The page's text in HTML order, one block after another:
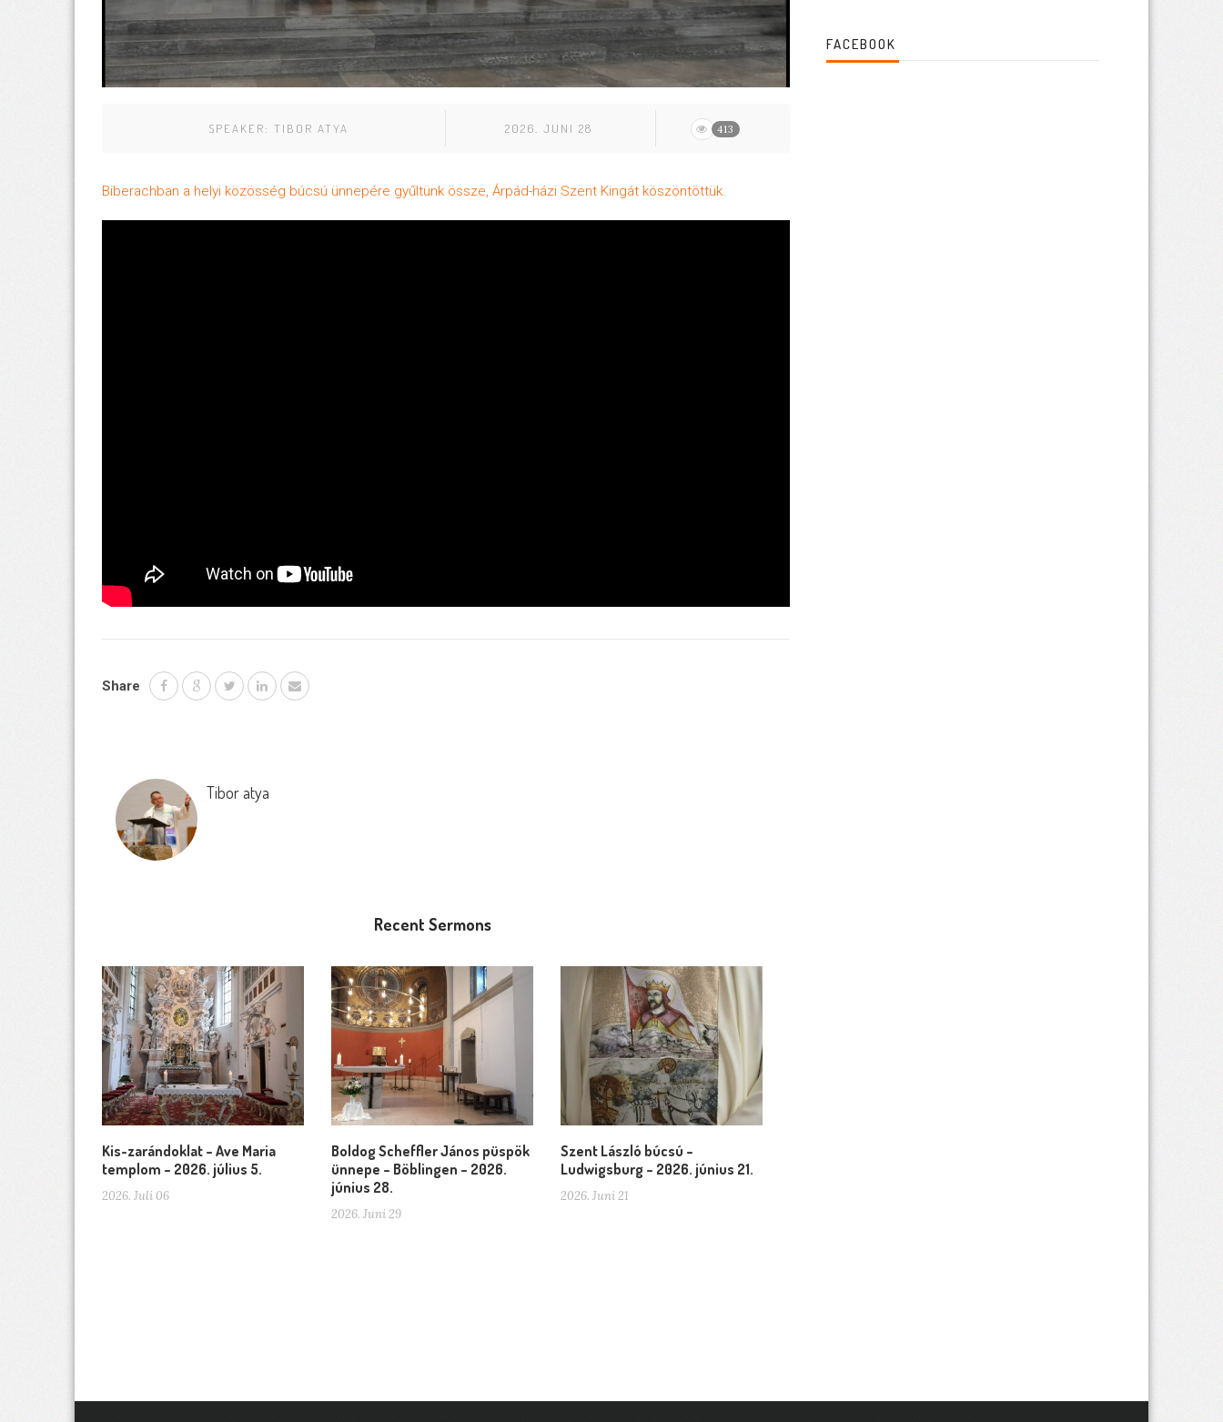
SPEAKER: TIBOR ATYA 2026. JUNI 28 413
Biberachban a helyi közösség búcsú ünnepére gyűltünk össze, Árpád-házi Szent Kingát köszöntöttük.
Share
Tibor atya
Recent Sermons
Kis-zarándoklat – Ave Maria
templom – 2026. július 5.
2026. Juli 06
Boldog Scheffler János püspök
ünnepe – Böblingen – 2026.
június 28.
2026. Juni 29
Szent László búcsú –
Ludwigsburg – 2026. június 21.
2026. Juni 21
FACEBOOK